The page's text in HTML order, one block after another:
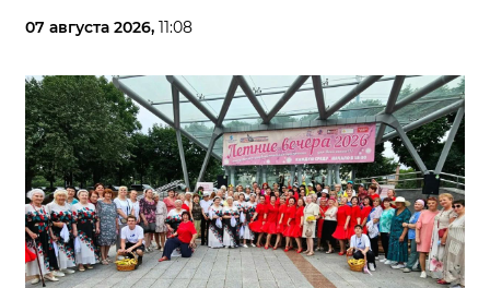
07 августа 2026, 11:08